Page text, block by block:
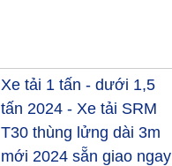
Xe tải 1 tấn - dưới 1,5
tấn 2024 - Xe tải SRM
T30 thùng lửng dài 3m
mới 2024 sẵn giao ngay